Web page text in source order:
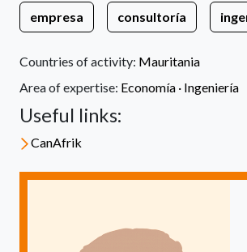
empresa consultoría
Countries of activity: Mauritania
Area of expertise: Economía · Ingeniería
Useful links:
CanAfrik